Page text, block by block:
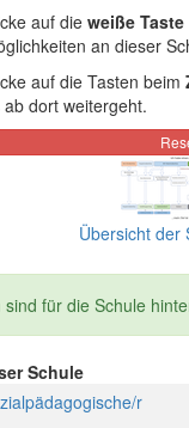
auf dieweiße Taste
an dieser
auf die Tasten beim
ab dort weitergeht.
Übersicht der
für die Schule
Schule
r